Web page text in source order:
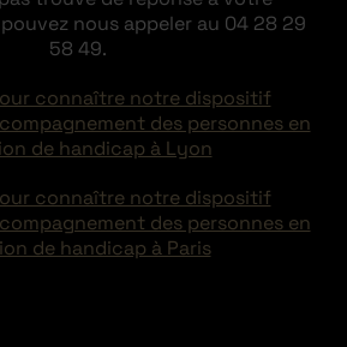
nous appeler au 04 28 29
58 49.
connaître notre dispositif
des personnes en
de handicap à Lyon
connaître notre dispositif
des personnes en
de handicap à Paris